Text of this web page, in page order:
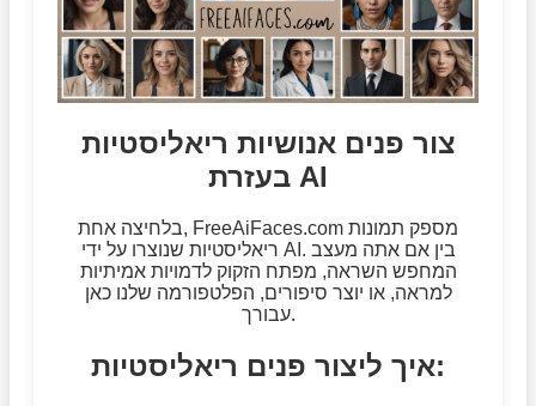
צור פנים אנושיות ריאליסטיות
בעזרת AI
בלחיצה אחת, FreeAiFaces.com מספק תמונות
ריאליסטיות שנוצרו על ידי AI. בין אם אתה מעצב
המחפש השראה, מפתח הזקוק לדמויות אמיתיות
למראה, או יוצר סיפורים, הפלטפורמה שלנו כאן
עבורך.
איך ליצור פנים ריאליסטיות: